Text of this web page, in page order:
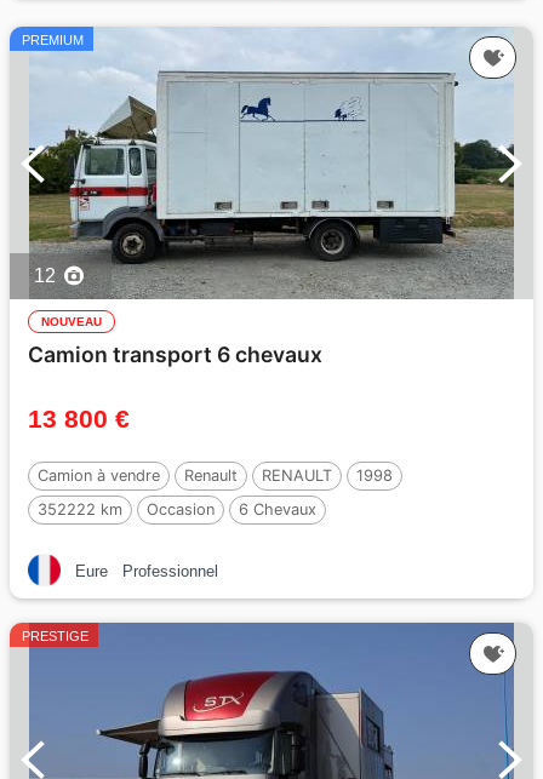
PREMIUM
12
NOUVEAU
Camion transport 6 chevaux
13 800 €
Camion à vendre Renault RENAULT
1998
352222 km
Occasion 6 Chevaux
Eure Professionnel
PRESTIGE